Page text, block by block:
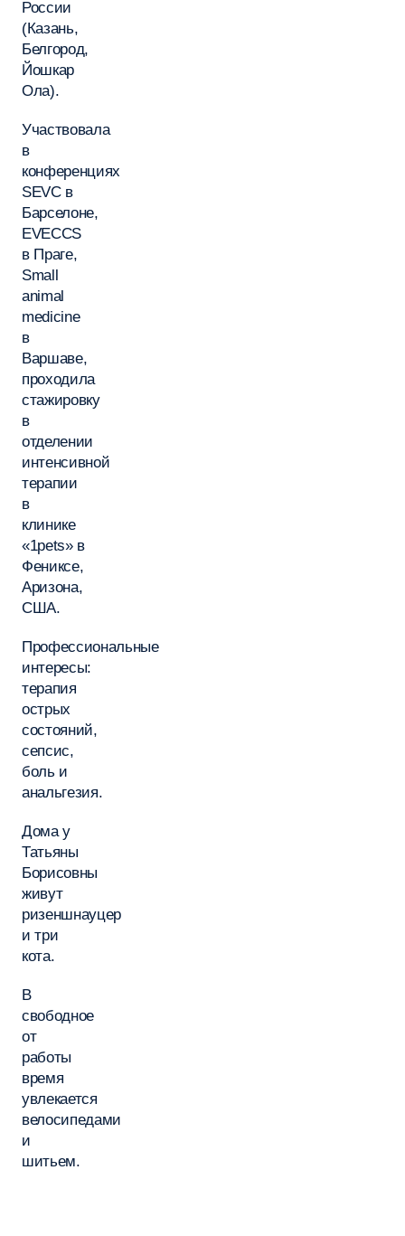
России
(Казань,
Белгород,
Йошкар
Ола).
Участвовала
в
конференциях
SEVC в
Барселоне,
EVECCS
в Праге,
Small
animal
medicine
в
Варшаве,
проходила
стажировку
в
отделении
интенсивной
терапии
в
клинике
«1pets» в
Фениксе,
Аризона,
США.
Профессиональные
интересы:
терапия
острых
состояний,
сепсис,
боль и
анальгезия.
Дома у
Татьяны
Борисовны
живут
ризеншнауцер
и три
кота.
В
свободное
от
работы
время
увлекается
велосипедами
и
шитьем.